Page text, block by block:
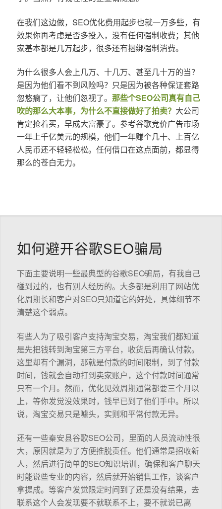
在我们这边做，SEO优化费用起步也就一万多些，有
效果你再考虑是否多投入，没有任何强制收费；其他
家基本都是几万起步，很多还有捆绑强制消费。
为什么很多人会上几万、十几万、甚至几十万的当？
是因为他们看不到风险吗？只是因为被各种保证套路
忽悠瘸了，让他们忽视了。 那些个SEO公司真有自己
吹的那么大本事，为什么不直接做好了拍卖？ 大公司
肯定抢着买，早成大富豪了。参考谷歌竞价广告市场
一年上千亿美元的规模，他们一年赚个几十、上百亿
人民币还不轻轻松松。任何借口在这点面前，都显得
那么的苍白无力。
如何避开谷歌SEO骗局
下面主要说明一些最典型的谷歌SEO骗局，有我自己
碰到过的，也有别人经历的。大多都是利用了网站优
化周期长和客户对SEO只知道它的好处，具体细节不
清楚这个弱点。
有些人为了吸引客户支持淘宝交易，淘宝我们都知道
是先把钱转到淘宝第三方平台，收货后再确认付款。
这里却有个漏洞，那就是付款的时间限制，到了付款
时间，钱就会自动打到卖家账户，这个付款时间通常
只有一个月。然而，优化见效周期通常都要三个月以
上，等你发觉没效果时，钱早已到了他们手中。所以
说，淘宝交易只是噱头，实则和平常付款无异。
还有一些秦安县谷歌SEO公司，里面的人员流动性很
大，原因就是为了方便推脱责任。他们通常是招收新
人，然后进行简单的SEO知识培训，确保和客户聊天
时能说些专业的内容，然后就开始销售工作，谈客户
拿提成。等客户发觉限定时间到了还是没有结果，去
联系这个人会发现要不就联系不上，要不就说已离